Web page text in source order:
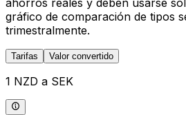
ahorros reales y deben usarse
gráfico de comparación de tipos
trimestralmente.
Tarifas Valor convertido
1 NZD a SEK